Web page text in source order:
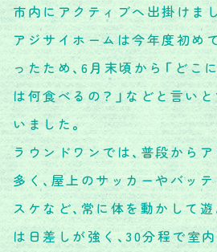
市内にアクティブへ出掛けま
アジサイホームは今年度初め
ったため、6月末頃から「どこ
は何食べるの？」などと言い
いました。
ラウンドワンでは、普段から
多く、屋上のサッカーやバッ
スケなど、常に体を動かして
は日差しが強く、30分程で室